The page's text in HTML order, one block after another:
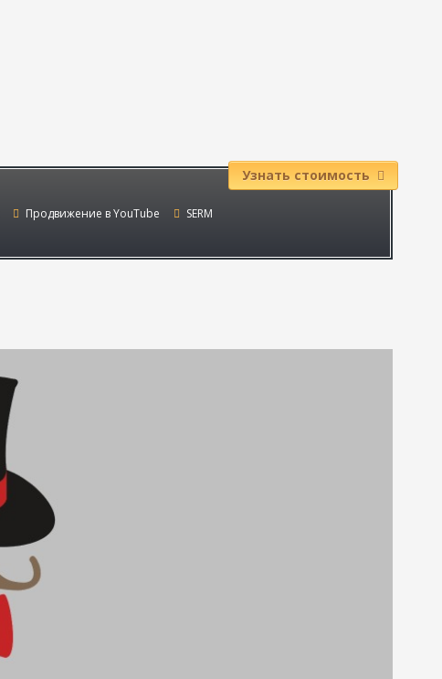
Продвижение в YouTube
SERM
Узнать стоимость